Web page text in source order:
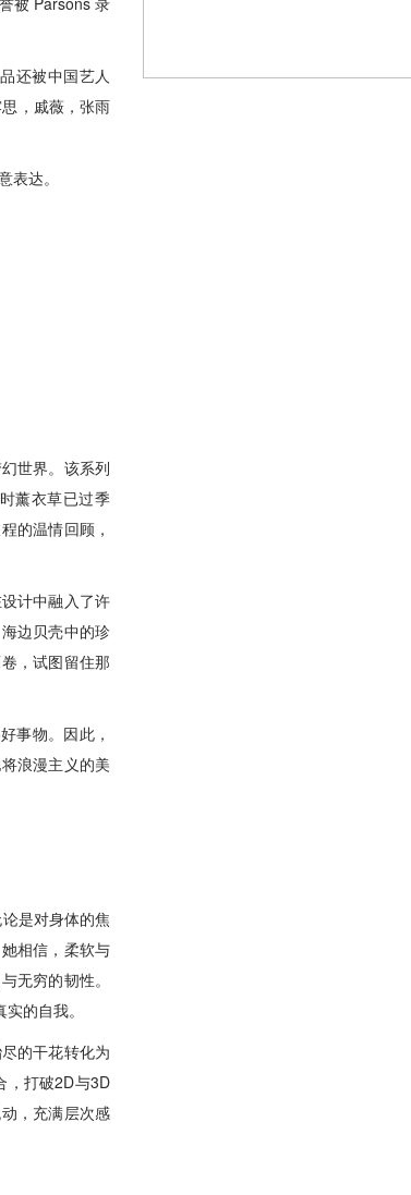
还被中国艺人
，戚薇，张雨
达。
世界。该系列
薰衣草已过季
的温情回顾，
计中融入了许
边贝壳中的珍
，试图留住那
事物。因此，
浪漫主义的美
是对身体的焦
相信，柔软与
无穷的韧性。
的自我。
的干花转化为
，打破2D与3D
，充满层次感